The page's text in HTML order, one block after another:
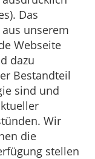
Das
unserem
Webseite
dazu
Bestandteil
sind und
Wir
die
stellen